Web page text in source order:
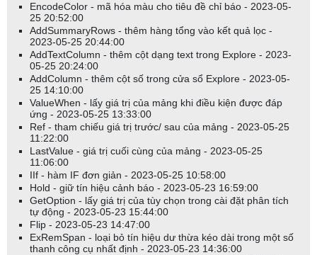
EncodeColor - mã hóa màu cho tiêu đề chỉ báo - 2023-05-
25 20:52:00
AddSummaryRows - thêm hàng tổng vào kết quả lọc -
2023-05-25 20:44:00
AddTextColumn - thêm cột dạng text trong Explore - 2023-
05-25 20:24:00
AddColumn - thêm cột số trong cửa sổ Explore - 2023-05-
25 14:10:00
ValueWhen - lấy giá trị của mảng khi điều kiện được đáp
ứng - 2023-05-25 13:33:00
Ref - tham chiếu giá trị trước/ sau của mảng - 2023-05-25
11:22:00
LastValue - giá trị cuối cùng của mảng - 2023-05-25
11:06:00
IIf - hàm IF đơn giản - 2023-05-25 10:58:00
Hold - giữ tín hiệu cảnh báo - 2023-05-23 16:59:00
GetOption - lấy giá trị của tùy chọn trong cài đặt phân tích
tự động - 2023-05-23 15:44:00
Flip - 2023-05-23 14:47:00
ExRemSpan - loại bỏ tín hiệu dư thừa kéo dài trong một số
thanh công cụ nhất định - 2023-05-23 14:36:00